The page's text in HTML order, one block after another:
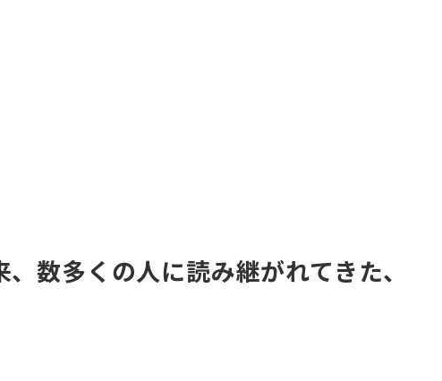
数多くの人に読み継がれてきた、